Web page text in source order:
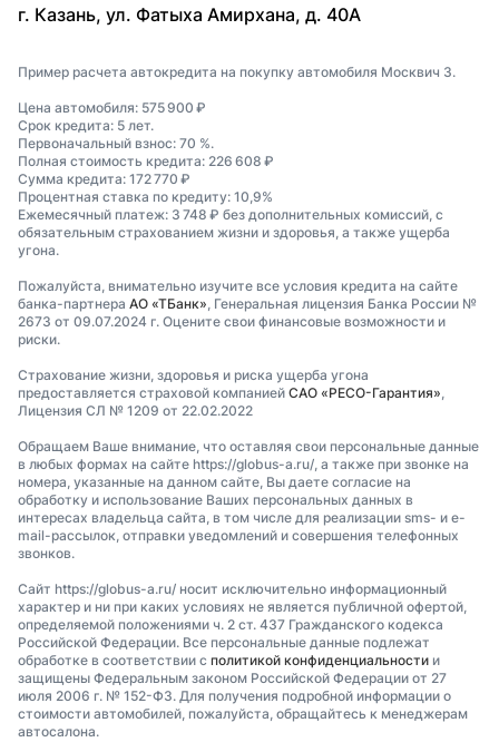
г. Казань, ул. Фатыха Амирхана, д. 40А
Пример расчета автокредита на покупку автомобиля Москвич 3.
Цена автомобиля: 575 900 ₽
Срок кредита: 5 лет.
Первоначальный взнос: 70 %.
Полная стоимость кредита: 226 608 ₽
Сумма кредита: 172 770 ₽
Процентная ставка по кредиту: 10,9%
Ежемесячный платеж: 3 748 ₽ без дополнительных комиссий, с
обязательным страхованием жизни и здоровья, а также ущерба
угона.
Пожалуйста, внимательно изучите все условия кредита на сайте
банка-партнера АО «ТБанк» , Генеральная лицензия Банка России №
2673 от 09.07.2024 г. Оцените свои финансовые возможности и
риски.
Страхование жизни, здоровья и риска ущерба угона
предоставляется страховой компанией САО «РЕСО-Гарантия»
Лицензия СЛ № 1209 от 22.02.2022
Обращаем Ваше внимание, что оставляя свои персональные данные
в любых формах на сайте https://globus-a.ru/, а также при звонке на
номера, указанные на данном сайте, Вы даете согласие на
обработку и использование Ваших персональных данных в
интересах владельца сайта, в том числе для реализации sms- и e-
mail-рассылок, отправки уведомлений и совершения телефонных
звонков.
Сайт https://globus-a.ru/ носит исключительно информационный
характер и ни при каких условиях не является публичной офертой,
определяемой положениями ч. 2 ст. 437 Гражданского кодекса
Российской Федерации. Все персональные данные подлежат
обработке в соответствии с политикой конфиденциальности и
защищены Федеральным законом Российской Федерации от 27
июля 2006 г. № 152-ФЗ. Для получения подробной информации о
стоимости автомобилей, пожалуйста, обращайтесь к менеджерам
автосалона.